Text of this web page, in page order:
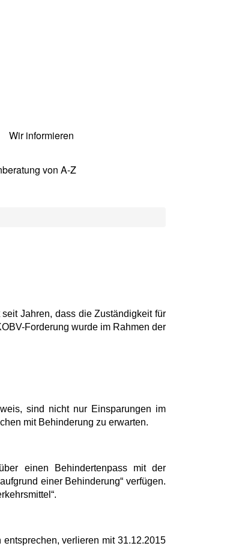
Wir informieren
von A-Z
Jahren, dass die Zuständigkeit für
Forderung wurde im Rahmen der
sind nicht nur Einsparungen im
mit Behinderung zu erwarten.
einen Behindertenpass mit der
einer Behinderung“ verfügen.
verlieren mit 31.12.2015